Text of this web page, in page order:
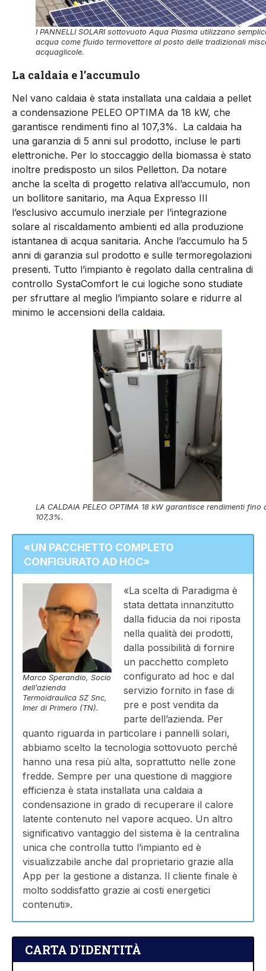
I PANNELLI SOLARI sottovuoto Aqua Plasma utilizzano
acqua come fluido termovettore al posto delle tradizionali
acquaglicole.
La caldaia e l’accumulo
Nel vano caldaia è stata installata una caldaia a pellet
a condensazione PELEO OPTIMA da 18 kW, che
garantisce rendimenti fino al 107,3%. La caldaia ha
una garanzia di 5 anni sul prodotto, incluse le parti
elettroniche. Per lo stoccaggio della biomassa è stato
inoltre predisposto un silos Pelletton. Da notare
anche la scelta di progetto relativa all’accumulo, non
un bollitore sanitario, ma Aqua Expresso III
l’esclusivo accumulo inerziale per l’integrazione
solare al riscaldamento ambienti ed alla produzione
istantanea di acqua sanitaria. Anche l’accumulo ha 5
anni di garanzia sul prodotto e sulle termoregolazioni
presenti. Tutto l’impianto è regolato dalla centralina di
controllo SystaComfort le cui logiche sono studiate
per sfruttare al meglio l’impianto solare e ridurre al
minimo le accensioni della caldaia.
LA CALDAIA PELEO OPTIMA 18 kW garantisce rendimenti fino
107,3%.
«UN PACCHETTO COMPLETO
CONFIGURATO AD HOC»
Marco Sperandio, Socio
dell’azienda
Termoidraulica SZ Snc,
Imer di Primero (TN).
«La scelta di Paradigma è
stata dettata innanzitutto
dalla fiducia da noi riposta
nella qualità dei prodotti,
dalla possibilità di fornire
un pacchetto completo
configurato ad hoc e dal
servizio fornito in fase di
pre e post vendita da
parte dell’azienda. Per
quanto riguarda in particolare i pannelli solari,
abbiamo scelto la tecnologia sottovuoto perché
hanno una resa più alta, soprattutto nelle zone
fredde. Sempre per una questione di maggiore
efficienza è stata installata una caldaia a
condensazione in grado di recuperare il calore
latente contenuto nel vapore acqueo. Un altro
significativo vantaggio del sistema è la centralina
unica che controlla tutto l’impianto ed è
visualizzabile anche dal proprietario grazie alla
App per la gestione a distanza. Il cliente finale è
molto soddisfatto grazie ai costi energetici
contenuti».
CARTA D'IDENTITÀ